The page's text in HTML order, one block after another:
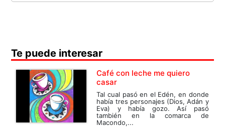
Te puede interesar
Café con leche me quiero
casar
Tal cual pasó en el Edén, en donde
había tres personajes (Dios, Adán y
Eva) y había gozo. Así pasó
también en la comarca de
Macondo,...